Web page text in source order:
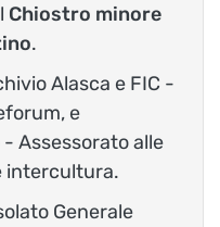
Chiostro minore
.
Alasca e FIC -
e
Assessorato alle
intercultura.
Generale